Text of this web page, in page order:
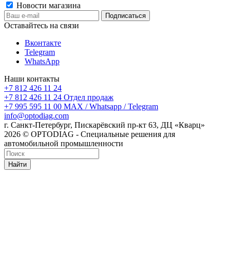
Новости магазина
Оставайтесь на связи
Вконтакте
Telegram
WhatsApp
Наши контакты
+7 812 426 11 24
+7 812 426 11 24 Отдел продаж
+7 995 595 11 00 MAX / Whatsapp / Telegram
info@optodiag.com
г. Санкт-Петербург, Пискарёвский пр-кт 63, ДЦ «Кварц»
2026 © OPTODIAG - Специальные решения для
автомобильной промышленности
Найти